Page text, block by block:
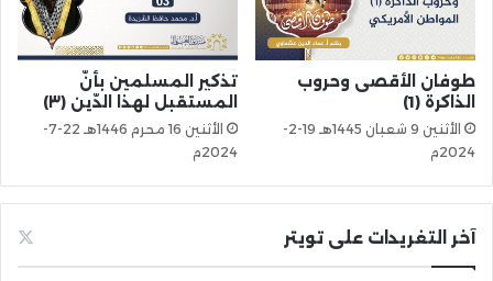
طوفان الأقصى وحروب
الذاكرة (1)
الأثنين 9 شعبان 1445هـ 19-2-
2024م
تذكير المسلمين بأنّ
المستقبل لهذا الدّين (٣)
الأثنين 16 محرم 1446هـ 22-7-
2024م
آخر التغريدات على تويتر